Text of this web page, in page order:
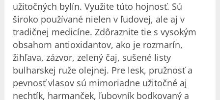
užitočných bylín. Využite túto hojnosť. Sú
široko používané nielen v ľudovej, ale aj v
tradičnej medicíne. Zdôraznite tie s vysokým
obsahom antioxidantov, ako je rozmarín,
žihľava, zázvor, zelený čaj, sušené listy
bulharskej ruže olejnej. Pre lesk, pružnosť a
pevnosť vlasov sú mimoriadne užitočné aj
nechtík, harmanček, ľubovník bodkovaný a